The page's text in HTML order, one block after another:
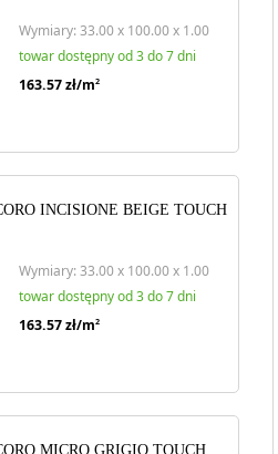
Wymiary: 33.00 x 100.00 x 1.00
towar dostępny od 3 do 7 dni
163.57zł/m2
INCISIONE BEIGE TOUCH
Wymiary: 33.00 x 100.00 x 1.00
towar dostępny od 3 do 7 dni
163.57zł/m2
MICRO GRIGIO TOUCH